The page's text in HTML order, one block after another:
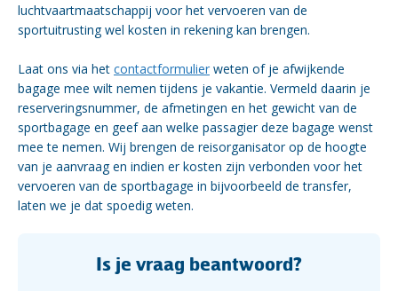
luchtvaartmaatschappij voor het vervoeren van de
sportuitrusting wel kosten in rekening kan brengen.
Laat ons via het contactformulier weten of je afwijkende
bagage mee wilt nemen tijdens je vakantie. Vermeld daarin je
reserveringsnummer, de afmetingen en het gewicht van de
sportbagage en geef aan welke passagier deze bagage wenst
mee te nemen. Wij brengen de reisorganisator op de hoogte
van je aanvraag en indien er kosten zijn verbonden voor het
vervoeren van de sportbagage in bijvoorbeeld de transfer,
laten we je dat spoedig weten.
Is je vraag beantwoord?